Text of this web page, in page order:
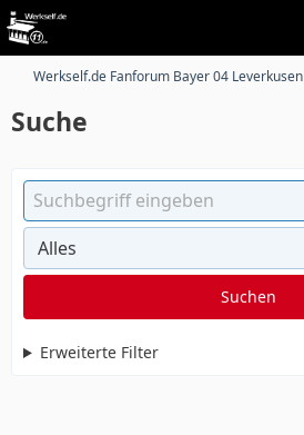
Werkself.de Fanforum Bayer 04 Leverkusen
Suche
Suchen
Erweiterte Filter